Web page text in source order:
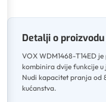
Detalji o
VOX WDM1468-T14ED
kombinira dvije funkcije u
Nudi kapacitet pranja od
kućanstva.